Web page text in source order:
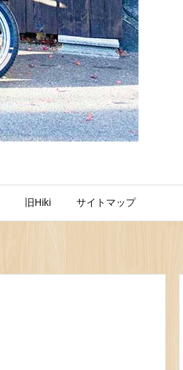
旧Hiki サイトマップ